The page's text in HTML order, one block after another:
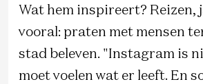
Wat hem inspireert? Reizen,
vooral: praten met mensen
stad beleven. "Instagram is
moet voelen wat er leeft. En